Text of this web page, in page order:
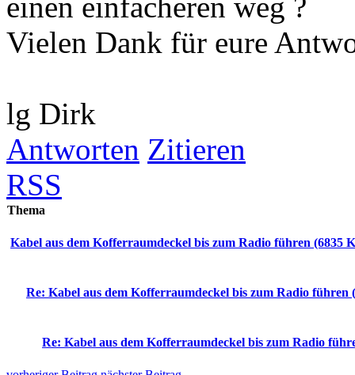
Vielen Dank für eure
lg Dirk
Antworten Zitieren
RSS
Thema
Kabel aus dem Kofferraumdeckel bis zum Radio führen (6835
Re: Kabel aus dem Kofferraumdeckel bis zum Radio führen
Re: Kabel aus dem Kofferraumdeckel bis zum Radio